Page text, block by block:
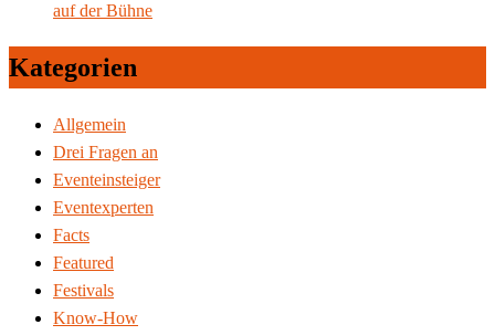
auf der Bühne
Kategorien
Allgemein
Drei Fragen an
Eventeinsteiger
Eventexperten
Facts
Featured
Festivals
Know-How